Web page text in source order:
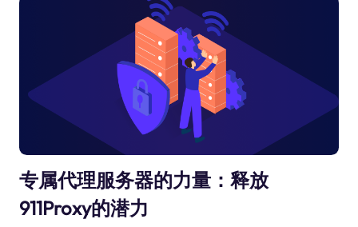
专属代理服务器的力量：释放
911Proxy的潜力